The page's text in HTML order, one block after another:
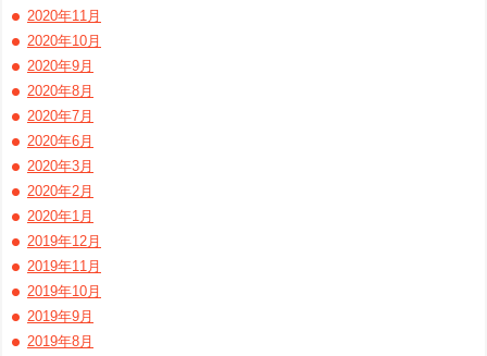
2020年11月
2020年10月
2020年9月
2020年8月
2020年7月
2020年6月
2020年3月
2020年2月
2020年1月
2019年12月
2019年11月
2019年10月
2019年9月
2019年8月